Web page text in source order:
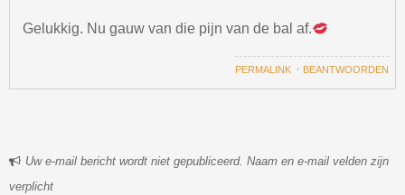
Gelukkig. Nu gauw van die pijn van de bal af.
PERMALINK ⋅ BEANTWOORDEN
Uw e-mail bericht wordt niet gepubliceerd. Naam en e-mail velden zijn
verplicht